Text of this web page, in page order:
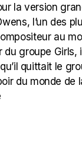
la version
l’un des
au
du groupe Girls,
quittait le
du monde de